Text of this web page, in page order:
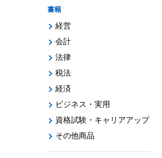
書籍
経営
会計
法律
税法
経済
ビジネス・実用
資格試験・キャリアアップ
その他商品